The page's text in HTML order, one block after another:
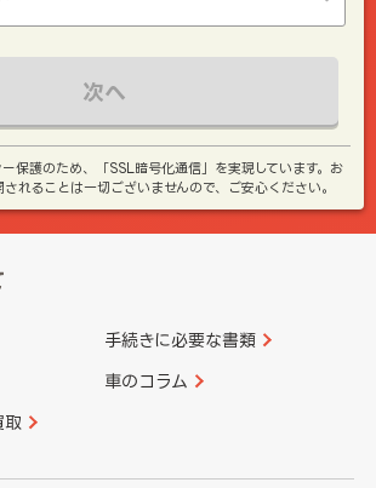
次へ
保護のため、「SSL暗号化通信」を実現しています。お
れることは一切ございませんので、ご安心ください。
手続きに必要な書類
車のコラム
取